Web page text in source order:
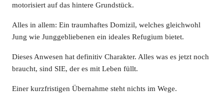
motorisiert auf das hintere Grundstück.
Alles in allem: Ein traumhaftes Domizil, welches gleichwohl
Jung wie Junggebliebenen ein ideales Refugium bietet.
Dieses Anwesen hat definitiv Charakter. Alles was es jetzt noch
braucht, sind SIE, der es mit Leben füllt.
Einer kurzfristigen Übernahme steht nichts im Wege.